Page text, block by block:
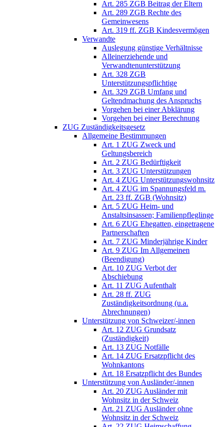
Art. 285 ZGB Beitrag der Eltern
Art. 289 ZGB Rechte des
Gemeinwesens
Art. 319 ff. ZGB Kindesvermögen
Verwandte
Auslegung günstige Verhältnisse
Alleinerziehende und
Verwandtenunterstützung
Art. 328 ZGB
Unterstützungspflichtige
Art. 329 ZGB Umfang und
Geltendmachung des Anspruchs
Vorgehen bei einer Abklärung
Vorgehen bei einer Berechnung
ZUG Zuständigkeitsgesetz
Allgemeine Bestimmungen
Art. 1 ZUG Zweck und
Geltungsbereich
Art. 2 ZUG Bedürftigkeit
Art. 3 ZUG Unterstützungen
Art. 4 ZUG Unterstützungswohnsitz
Art. 4 ZUG im Spannungsfeld m.
Art. 23 ff. ZGB (Wohnsitz)
Art. 5 ZUG Heim- und
Anstaltsinsassen; Familienpfleglinge
Art. 6 ZUG Ehegatten, eingetragene
Partnerschaften
Art. 7 ZUG Minderjährige Kinder
Art. 9 ZUG Im Allgemeinen
(Beendigung)
Art. 10 ZUG Verbot der
Abschiebung
Art. 11 ZUG Aufenthalt
Art. 28 ff. ZUG
Zuständigkeitsordnung (u.a.
Abrechnungen)
Unterstützung von Schweizer/-innen
Art. 12 ZUG Grundsatz
(Zuständigkeit)
Art. 13 ZUG Notfälle
Art. 14 ZUG Ersatzpflicht des
Wohnkantons
Art. 18 Ersatzpflicht des Bundes
Unterstützung von Ausländer/-innen
Art. 20 ZUG Ausländer mit
Wohnsitz in der Schweiz
Art. 21 ZUG Ausländer ohne
Wohnsitz in der Schweiz